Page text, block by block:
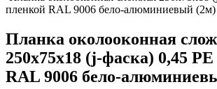
пленкой RAL 9006 бело-алюминиевый (2м)
Планка околооконная
250х75х18 (j-фаска) 0,45
RAL 9006 бело-